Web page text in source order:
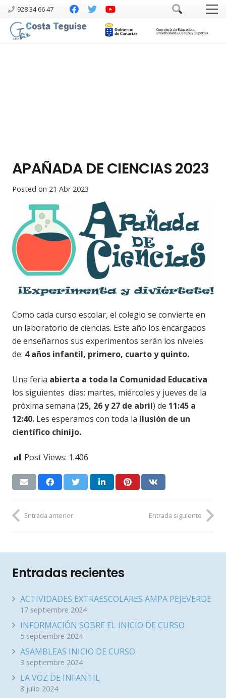
928 34 66 47
APAÑADA DE CIENCIAS 2023
Posted on 21 Abr 2023
Como cada curso escolar, el colegio se convierte en
un laboratorio de ciencias. Este año los encargados
de enseñarnos sus experimentos serán los niveles
de: 4 años infantil, primero, cuarto y quinto.
Una feria abierta a toda la Comunidad Educativa
los siguientes días: martes, miércoles y jueves de la
próxima semana (25, 26 y 27 de abril) de 11:45 a
12:40. Les esperamos con toda la ilusión de un
científico chinijo.
Post Views: 1.406
Entrada anterior Entrada siguiente
Entradas recientes
ACTIVIDADES EXTRAESCOLARES AMPA PEJEVERDE
17 septiembre 2024
INFORMACIÓN SOBRE EL INICIO DE CURSO
5 septiembre 2024
ASAMBLEAS INICIO DE CURSO
3 septiembre 2024
LA VOZ DE INFANTIL
8 julio 2024